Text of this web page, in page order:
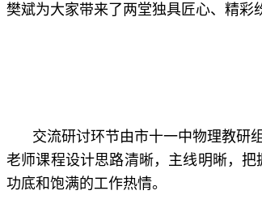
樊斌为大家带来了两堂独具匠心、精彩
交流研讨环节由市十一中物理教研
老师课程设计思路清晰，主线明晰，
功底和饱满的工作热情。